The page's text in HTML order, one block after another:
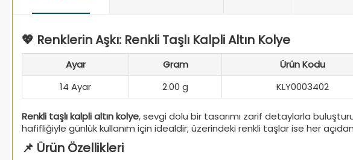
💖 Renklerin Aşkı: Renkli Taşlı Kalpli Altın Kolye
Ayar Gram
Ürün Kodu
14 Ayar
2.00 g KLY0003402
Renkli taşlı kalpli altın kolye, sevgi dolu bir tasarımı zarif detaylarla
hafifliğiyle günlük kullanım için idealdir; üzerindeki renkli taşlar ise her açıdan
📌 Ürün Özellikleri